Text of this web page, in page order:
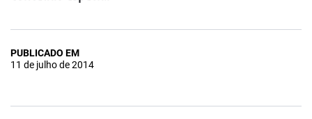
PUBLICADO EM
11 de julho de 2014